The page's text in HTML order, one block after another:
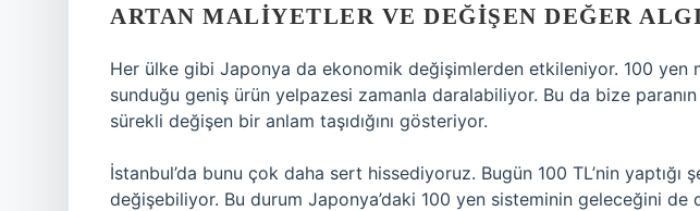
ARTAN MALIYETLER VE DEĞIŞEN DEĞER
Her ülke gibi Japonya da ekonomik değişimlerden etkileniyor. 100 yen
sunduğu geniş ürün yelpazesi zamanla daralabiliyor. Bu da bize
sürekli değişen bir anlam taşıdığını gösteriyor.
İstanbul’da bunu çok daha sert hissediyoruz. Bugün 100 TL’nin yaptığı
değişebiliyor. Bu durum Japonya’daki 100 yen sisteminin geleceğini de